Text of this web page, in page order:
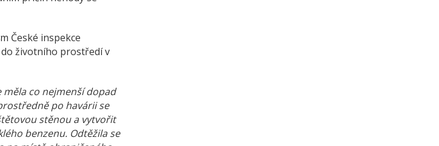
České inspekce
životního prostředí v
měla co nejmenší dopad
po havárii se
stěnou a vytvořit
benzenu. Odtěžila se